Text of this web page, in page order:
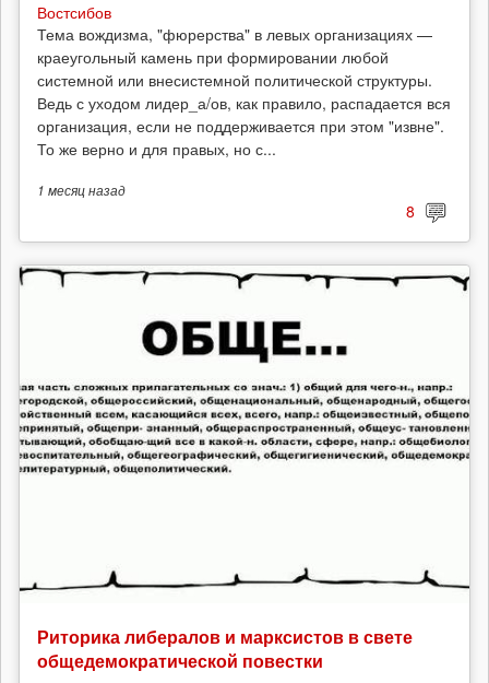
Востсибов
Тема вождизма, "фюрерства" в левых организациях —
краеугольный камень при формировании любой
системной или внесистемной политической структуры.
Ведь с уходом лидер_а/ов, как правило, распадается вся
организация, если не поддерживается при этом "извне".
То же верно и для правых, но с...
1 месяцназад
8
Риторика либералов и марксистов в свете
общедемократической повестки